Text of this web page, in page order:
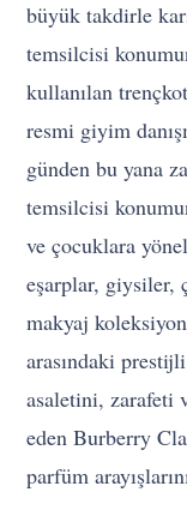
büyük takdirle
temsilcisi
kullanılan
resmi giyim
günden bu yana
temsilcisi
ve çocuklara
eşarplar, giysiler,
makyaj
arasındaki
asaletini, zarafeti
eden Burberry
parfüm